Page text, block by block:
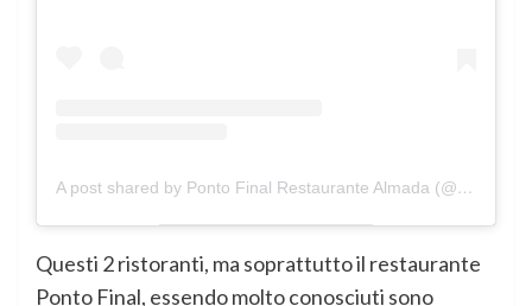
A post shared by Ponto Final Restaurante Almada (@pontofinalrest)
Questi 2 ristoranti, ma soprattutto il restaurante
Ponto Final, essendo molto conosciuti sono